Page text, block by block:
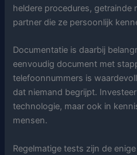
heldere procedures, getrainde
partner die ze persoonlijk
Documentatie is daarbij
eenvoudig document met
telefoonnummers is
dat niemand begrijpt.
technologie, maar ook in
mensen.
Regelmatige tests zijn de